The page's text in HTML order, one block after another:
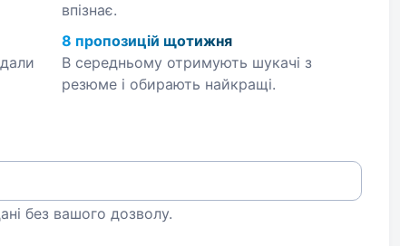
впізнає.
8 пропозицій щотижня
В середньому отримують шукачі з
резюме і обирають найкращі.
без вашого дозволу.